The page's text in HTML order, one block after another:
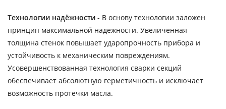
Технологии надёжности - В основу технологии заложен
принцип максимальной надежности. Увеличенная
толщина стенок повышает ударопрочность прибора и
устойчивость к механическим повреждениям.
Усовершенствованная технология сварки секций
обеспечивает абсолютную герметичность и исключает
возможность протечки масла.